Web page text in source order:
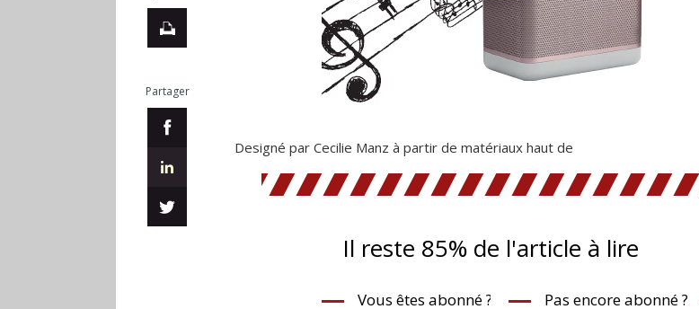
Partager
Designé par Cecilie Manz à partir de matériaux haut de
Il reste 85% de l'article à lire
Vous êtes abonné ? Pas encore abonné ?